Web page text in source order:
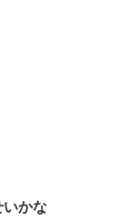
いかな